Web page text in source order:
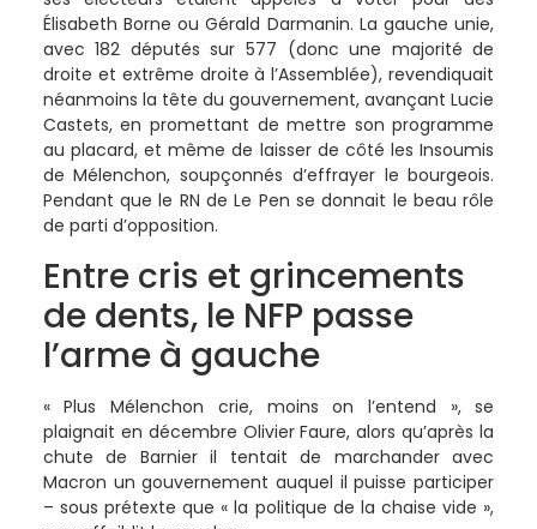
Élisabeth Borne ou Gérald Darmanin. La gauche unie,
avec 182 députés sur 577 (donc une majorité de
droite et extrême droite à l’Assemblée), revendiquait
néanmoins la tête du gouvernement, avançant Lucie
Castets, en promettant de mettre son programme
au placard, et même de laisser de côté les Insoumis
de Mélenchon, soupçonnés d’effrayer le bourgeois.
Pendant que le RN de Le Pen se donnait le beau rôle
de parti d’opposition.
Entre cris et grincements
de dents, le NFP passe
l’arme à gauche
« Plus Mélenchon crie, moins on l’entend », se
plaignait en décembre Olivier Faure, alors qu’après la
chute de Barnier il tentait de marchander avec
Macron un gouvernement auquel il puisse participer
– sous prétexte que « la politique de la chaise vide »,